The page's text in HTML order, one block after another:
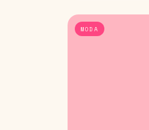
MODA